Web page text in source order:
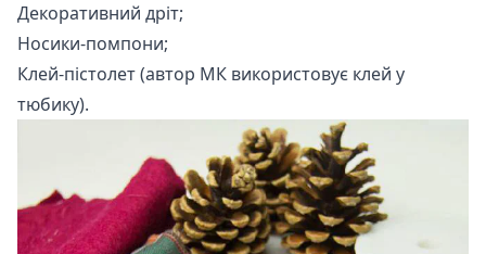
Декоративний дріт;
Носики-помпони;
Клей-пістолет (автор МК використовує клей у
тюбику).